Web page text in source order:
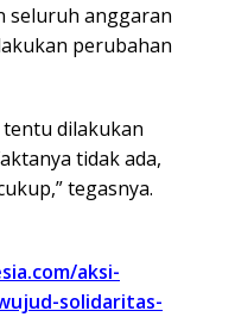
seluruh anggaran
perubahan
tentu dilakukan
tidak ada,
tegasnya.
aksi-
solidaritas-